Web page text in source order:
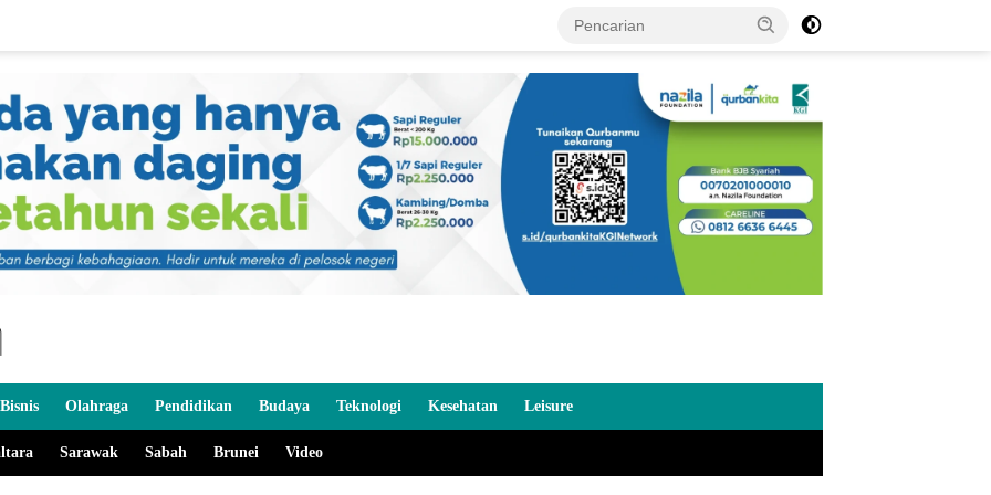
Olahraga Pendidikan Budaya Teknologi Kesehatan Leisure
Sarawak Sabah Brunei Video